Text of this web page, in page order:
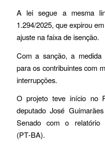
A lei segue a mesma
1.294/2025, que expirou
ajuste na faixa de isenção.
Com a sanção, a medida
para os contribuintes com
interrupções.
O projeto teve início no
deputado José
Senado com o relatório
(PT‑BA).